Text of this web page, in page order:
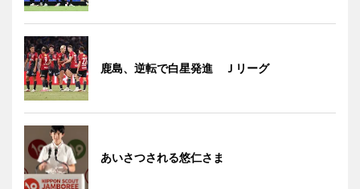
鹿島、逆転で白星発進 Ｊリーグ
あいさつされる悠仁さま